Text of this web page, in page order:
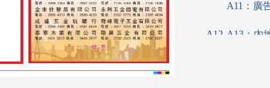
A11：廣
A12-A13：內